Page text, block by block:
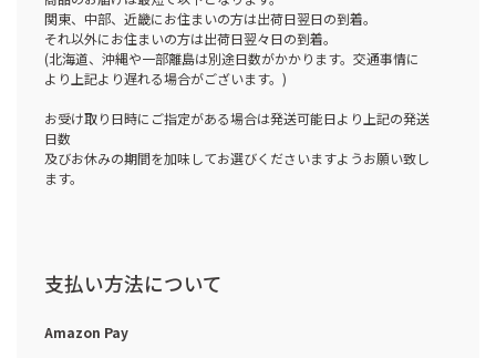
関東、中部、近畿にお住まいの方は出荷日翌日の到着。
それ以外にお住まいの方は出荷日翌々日の到着。
(北海道、沖縄や一部離島は別途日数がかかります。交通事情に
より上記より遅れる場合がございます。)
お受け取り日時にご指定がある場合は発送可能日より上記の発送
日数
及びお休みの期間を加味してお選びくださいますようお願い致し
ます。
支払い方法について
Amazon Pay